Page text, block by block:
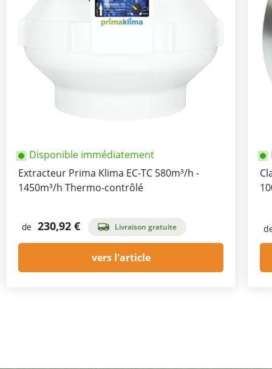
Disponible immédiatement
Extracteur Prima Klima EC-TC 580m³/h -
1450m³/h Thermo-contrôlé
de 230,92 € Livraison gratuite
vers l'article